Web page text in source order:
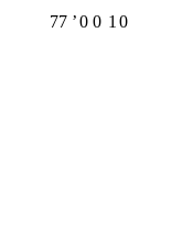
77 ʼ0 0 1 0